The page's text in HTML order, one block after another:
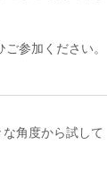
参加ください。
角度から試して